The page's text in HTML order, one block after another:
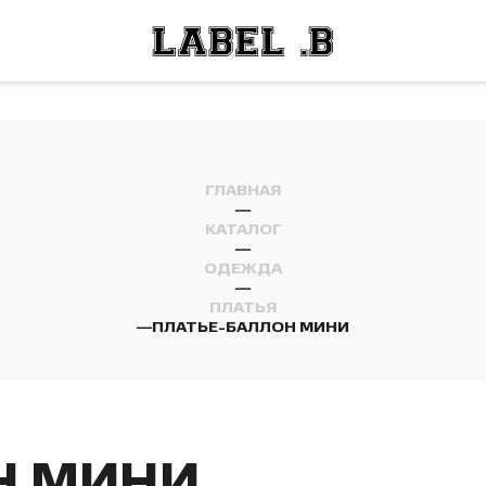
ГЛАВНАЯ
—
КАТАЛОГ
—
ОДЕЖДА
—
ПЛАТЬЯ
—ПЛАТЬЕ-БАЛЛОН МИНИ